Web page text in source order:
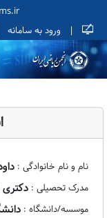
|
ورود به سامانه
نام و نام خانوادگی :
مدرک تحصیلی :
موسسه/دانشگاه :